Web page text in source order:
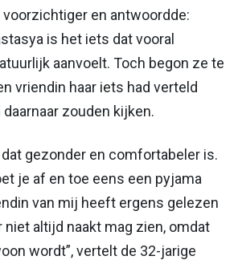
en antwoordde:
is het iets dat vooral
aanvoelt. Toch begon ze te
vriendin haar iets had verteld
zouden kijken.
gezonder en comfortabeler is.
je af en toe eens een pyjama
van mij heeft ergens gelezen
niet altijd naakt mag zien, omdat
wordt”, vertelt de 32-jarige